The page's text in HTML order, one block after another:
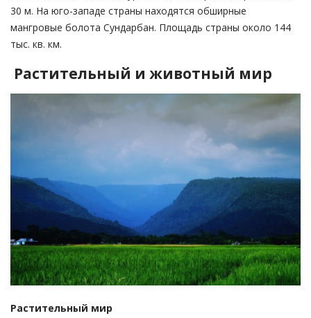
30 м. На юго-западе страны находятся обширные
мангровые болота Сундарбан. Площадь страны около 144
тыс. кв. км.
Растительный и животный мир
Растительный мир